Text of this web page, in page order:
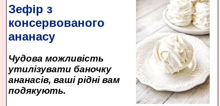
Зефір з
консервованого
ананасу
Чудова можливість
утилізувати баночку
ананасів, ваші рідні вам
подякують.